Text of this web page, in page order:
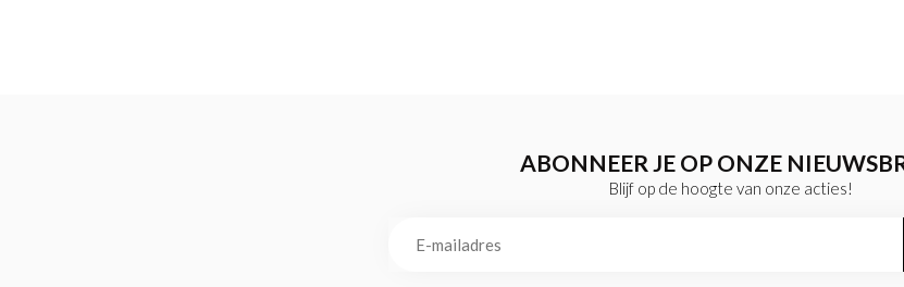
ABONNEER JE OP ONZE
Blijf op de hoogte van onze acties!